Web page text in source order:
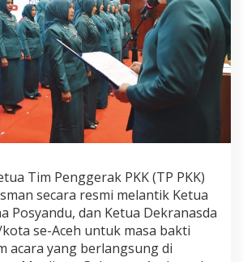
Tim Penggerak PKK (TP PKK)
secara resmi melantik Ketua
Posyandu, dan Ketua Dekranasda
se-Aceh untuk masa bakti
acara yang berlangsung di